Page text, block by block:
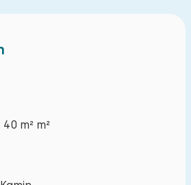
ausgestattet. Vom
gelangen Sie über einen Weg
Sie das Wohnzimmer, das
Sofa, einem Esstisch und
zu bedienenden
und geheizt werden. Die
m² m²